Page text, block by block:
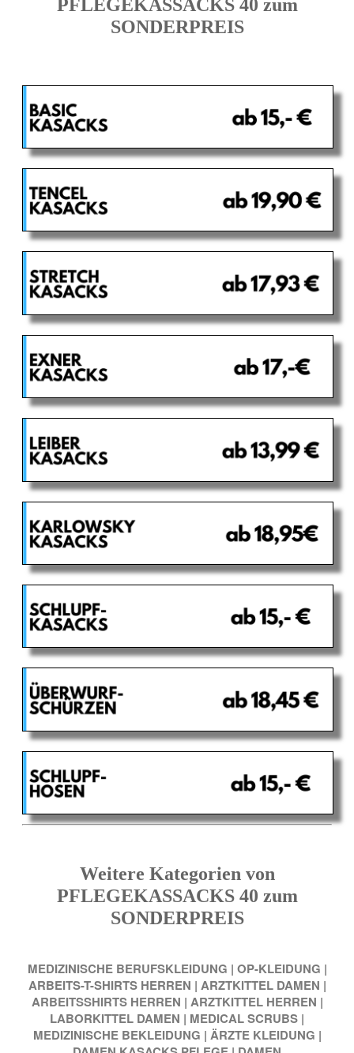
PFLEGEKASSACKS 40 zum
SONDERPREIS
Weitere Kategorien von
PFLEGEKASSACKS 40 zum
SONDERPREIS
MEDIZINISCHE BERUFSKLEIDUNG | OP-KLEIDUNG |
ARBEITS-T-SHIRTS HERREN | ARZTKITTEL DAMEN |
ARBEITSSHIRTS HERREN | ARZTKITTEL HERREN |
LABORKITTEL DAMEN | MEDICAL SCRUBS |
MEDIZINISCHE BEKLEIDUNG | ÄRZTE KLEIDUNG |